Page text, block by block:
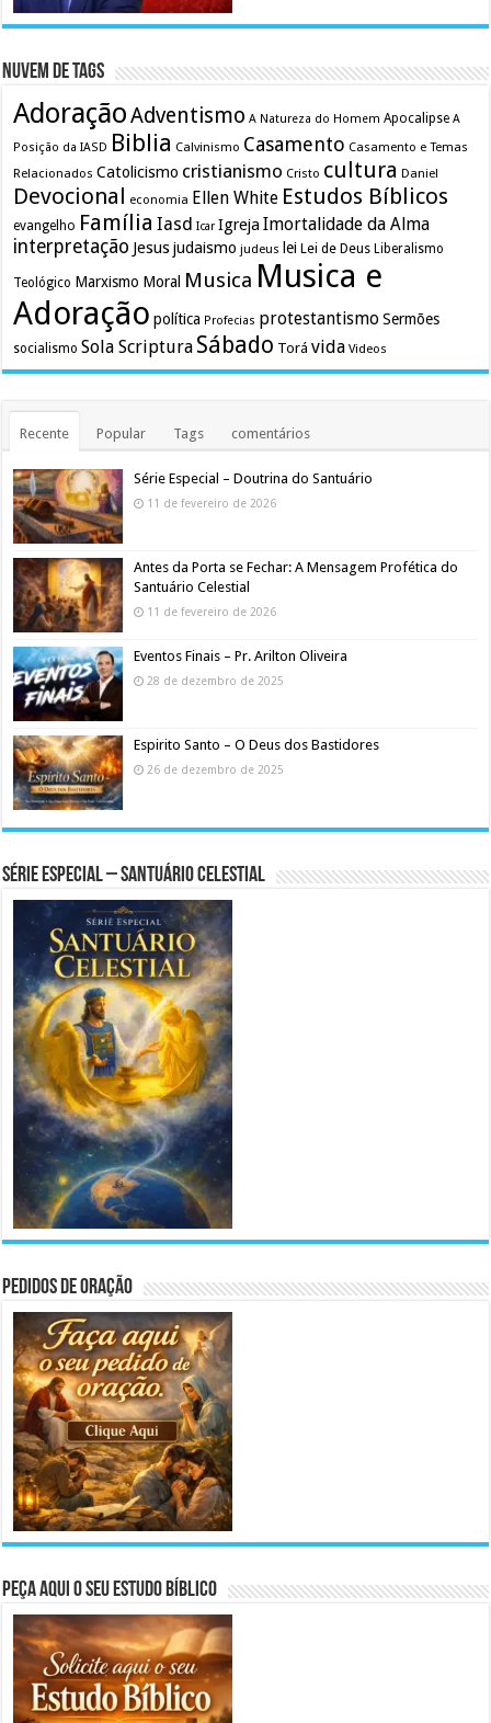
Nuvem de Tags
AdoraçãoAdventismo A Natureza do Homem Apocalipse A
Posição da IASD Biblia Calvinismo Casamento Casamento e Temas
Relacionados Catolicismo cristianismo Cristo cultura Daniel
Devocional economia Ellen White Estudos Bíblicos
evangelho Família Iasd Icar Igreja Imortalidade da Alma
interpretação Jesusjudaismo judeus lei Lei de Deus Liberalismo
Teológico Marxismo Moral Musica Musica e
Adoração política Profecias protestantismo Sermões
socialismo Sola Scriptura Sábado Torá vida Videos
Recente Popular Tags comentários
Série Especial – Doutrina do Santuário
11 de fevereiro de 2026
Antes da Porta se Fechar: A Mensagem Profética do
Santuário Celestial
11 de fevereiro de 2026
Eventos Finais – Pr. Arilton Oliveira
28 de dezembro de 2025
Espirito Santo – O Deus dos Bastidores
26 de dezembro de 2025
Série Especial – Santuário Celestial
Pedidos de Oração
Peça aqui o seu Estudo Bíblico